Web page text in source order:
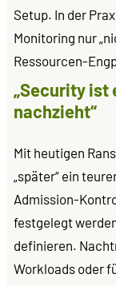
Setup. In der
Monitoring nur
Ressourcen-
„Security ist
nachzieht“
Mit heutigen
„später“ ein
Admission-
festgelegt
definieren.
Workloads oder